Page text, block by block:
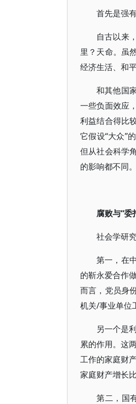
首先是强
自古以来
里？天命。虽
经济生活、和
和其他国
一些负面效应
利益结合得比
它假设“大众”
但从社会科学
的影响都不同
腐败与“委
社会学研
第一，在
的靳永爱合作
而言，党员身
机关/事业单位
另一个是
累的作用。这
工作的家庭财
家庭财产增长
第二，国